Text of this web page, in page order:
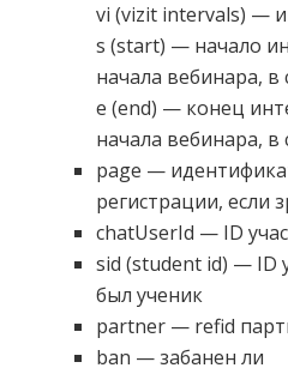
vi (vizit intervals) —
s (start) — начало
начала вебинара, в
e (end) — конец
начала вебинара, в
page —
регистрации, если
chatUserId — ID
sid (student id) — ID
был ученик
partner — refid
ban — забанен ли